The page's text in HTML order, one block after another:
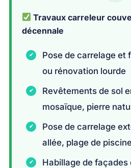
Travaux carreleur
décennale
Pose de carrelage et
ou rénovation lourde
Revêtements de sol
mosaïque, pierre
Pose de carrelage
allée, plage de
Habillage de